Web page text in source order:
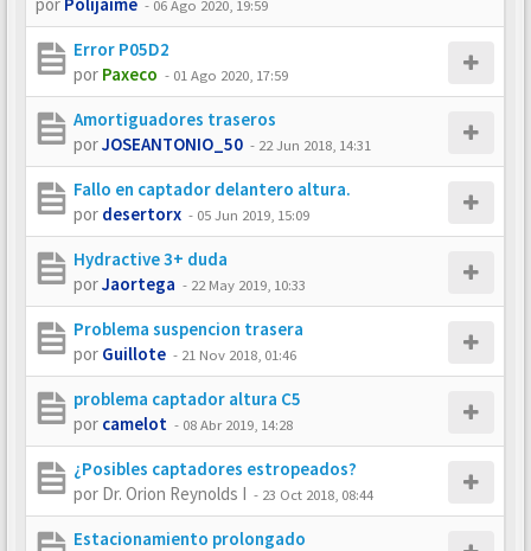
- 06 Ago 2020, 19:59
Error P05D2
por Paxeco - 01 Ago 2020, 17:59
Amortiguadores traseros
porJOSEANTONIO_50 - 22 Jun 2018, 14:31
Fallo en captador delantero altura.
por desertorx - 05 Jun 2019, 15:09
Hydractive 3+ duda
porJaortega - 22 May 2019, 10:33
Problema suspencion trasera
por Guillote - 21 Nov 2018, 01:46
problema captador altura C5
por camelot - 08 Abr 2019, 14:28
¿Posibles captadores estropeados?
por Dr. Orion Reynolds I - 23 Oct 2018, 08:44
Estacionamiento prolongado